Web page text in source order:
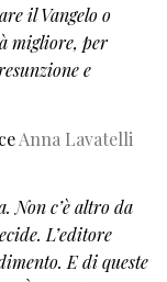
il Vangelo o
migliore, per
e
Anna Lavatelli
Non c’è altro da
L’editore
E di queste